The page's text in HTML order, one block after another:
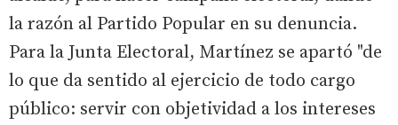
la razón al Partido Popular en su denuncia.
Para la Junta Electoral, Martínez se apartó "de
lo que da sentido al ejercicio de todo cargo
público: servir con objetividad a los intereses